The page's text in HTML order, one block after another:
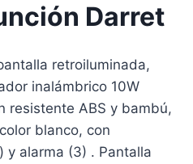
Darret
retroiluminada,
inalámbrico 10W
resistente ABS y bambú,
blanco, con
y alarma (3) . Pantalla